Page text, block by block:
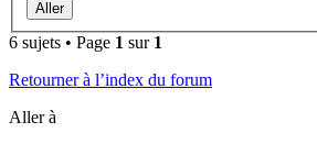
6 sujets • Page 1 sur 1
Retourner à l’index du forum
Aller à